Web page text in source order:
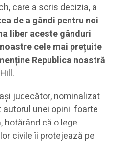
care a scris decizia, a
de a gândi pentru noi
liber aceste gânduri
cele mai prețuite
Republica noastră
judecător, nominalizat
autorul unei opinii foarte
că o lege
civile îi protejează pe